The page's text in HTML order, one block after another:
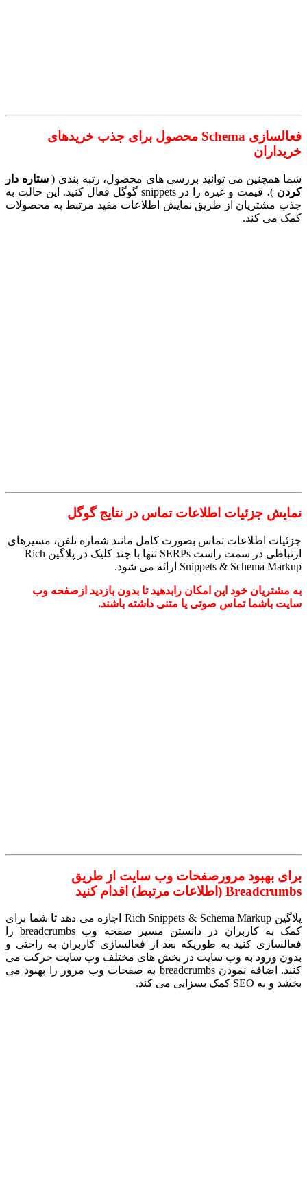
فعالسازی Schema محصول برای جذب خریدهای
خریداران
شما همچنین می توانید بررسی های محصول، رتبه بندی (ستاره دار
کردن
)، قیمت و غیره را در snippets گوگل فعال کنید. این حالت به
جذب مشتریان از طریق نمایش اطلاعات مفید مرتبط به محصولات
کمک می کند.
نمایش جزئیات اطلاعات تماس در نتایج گوگل
جزئیات اطلاعات تماس بصورت کامل مانند شماره تلفن، مسیرهای
ارتباطی در سمت راست SERPs تنها با چند کلیک در پلاگین Rich
Snippets & Schema Markup ارائه می شود.
به مشتریان خود این امکان رابدهید تا بدون بازدید ازصفحه وب
سایت باشما تماس صوتی یا متنی داشته باشند.
برای بهبود مرورصفحات وب سایت از طریق
Breadcrumbs (اطلاعات مرتبط) اقدام کنید
پلاگین Rich Snippets & Schema Markup اجازه می دهد تا شما برای
کمک به کاربران در دانستن مسیر صفحه وب breadcrumbs را
فعالسازی کنید به طوریکه بعد از فعالسازی کاربران به راحتی و
بدون ورود به وب سایت در بخش های مختلف وب سایت حرکت می
کنند. اضافه نمودن breadcrumbs به صفحات وب مرور را بهبود می
بخشد و به SEO کمک بسزایی می کند.